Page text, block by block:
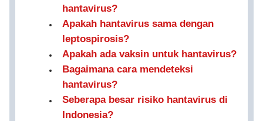
hantavirus?
Apakah hantavirus sama dengan
leptospirosis?
Apakah ada vaksin untuk hantavirus?
Bagaimana cara mendeteksi
hantavirus?
Seberapa besar risiko hantavirus di
Indonesia?